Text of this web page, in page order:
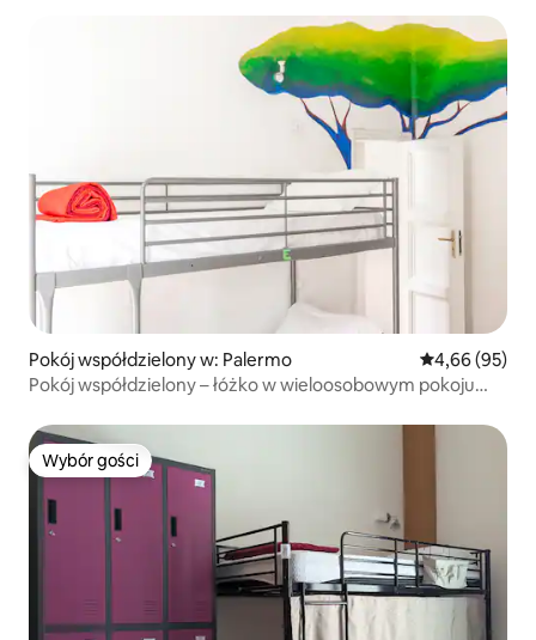
Pokój współdzielony w: Palermo Średnia
4,66 (95)
Pokój współdzielony – łóżko w wieloosobowym pokoju
Wybór gości
Wybór gości